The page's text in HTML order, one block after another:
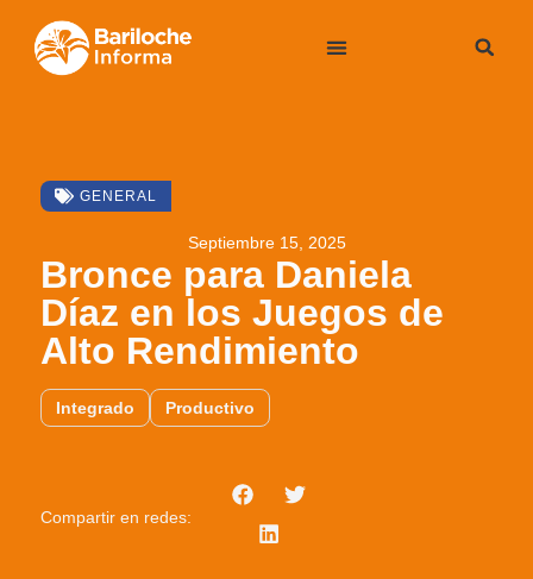
GENERAL
Septiembre 15, 2025
Bronce para Daniela
Díaz en los Juegos de
Alto Rendimiento
Integrado Productivo
Compartir en redes: